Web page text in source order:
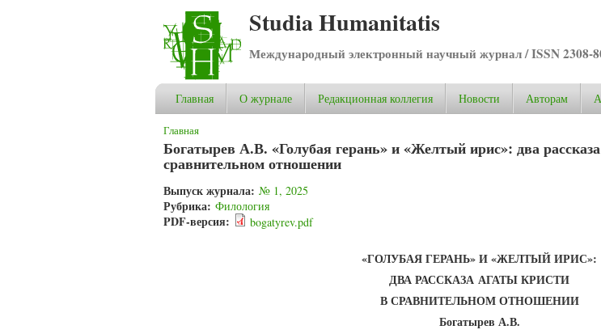
Studia Humanitatis
Международный электронный научный журнал / ISSN 2308-
Главная О журнале Редакционная коллегия Новости Авторам
Вы здесь
Главная
Богатырев А.В. «Голубая герань» и «Желтый ирис»: два
сравнительном отношении
Выпуск журнала: № 1, 2025
Рубрика: Филология
PDF-версия: bogatyrev.pdf
«ГОЛУБАЯ ГЕРАНЬ» И «ЖЕЛТЫЙ ИРИС»:
ДВА РАССКАЗА АГАТЫ КРИСТИ
В СРАВНИТЕЛЬНОМ ОТНОШЕНИИ
Богатырев А.В.